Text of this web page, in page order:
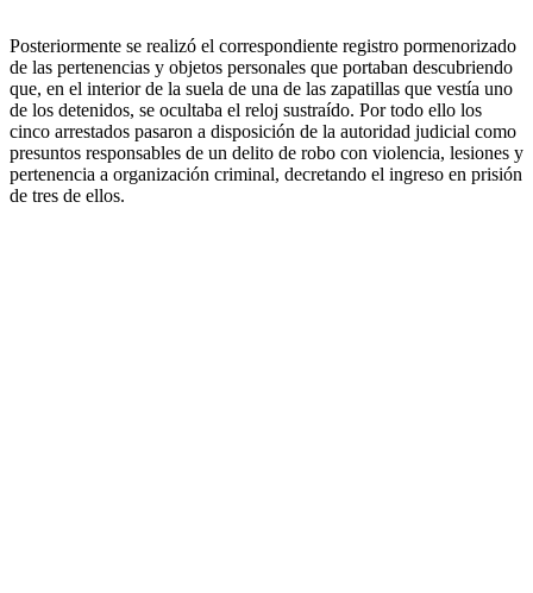
Posteriormente se realizó el correspondiente registro pormenorizado
de las pertenencias y objetos personales que portaban descubriendo
que, en el interior de la suela de una de las zapatillas que vestía uno
de los detenidos, se ocultaba el reloj sustraído. Por todo ello los
cinco arrestados pasaron a disposición de la autoridad judicial como
presuntos responsables de un delito de robo con violencia, lesiones y
pertenencia a organización criminal, decretando el ingreso en prisión
de tres de ellos.